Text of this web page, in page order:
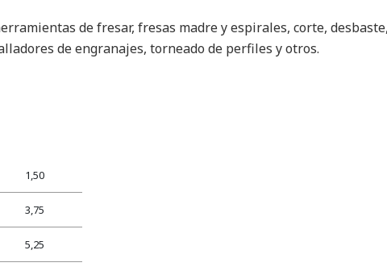
de fresar, fresas madre y espirales, corte,
de engranajes, torneado de perfiles y otros.
1,50
3,75
5,25